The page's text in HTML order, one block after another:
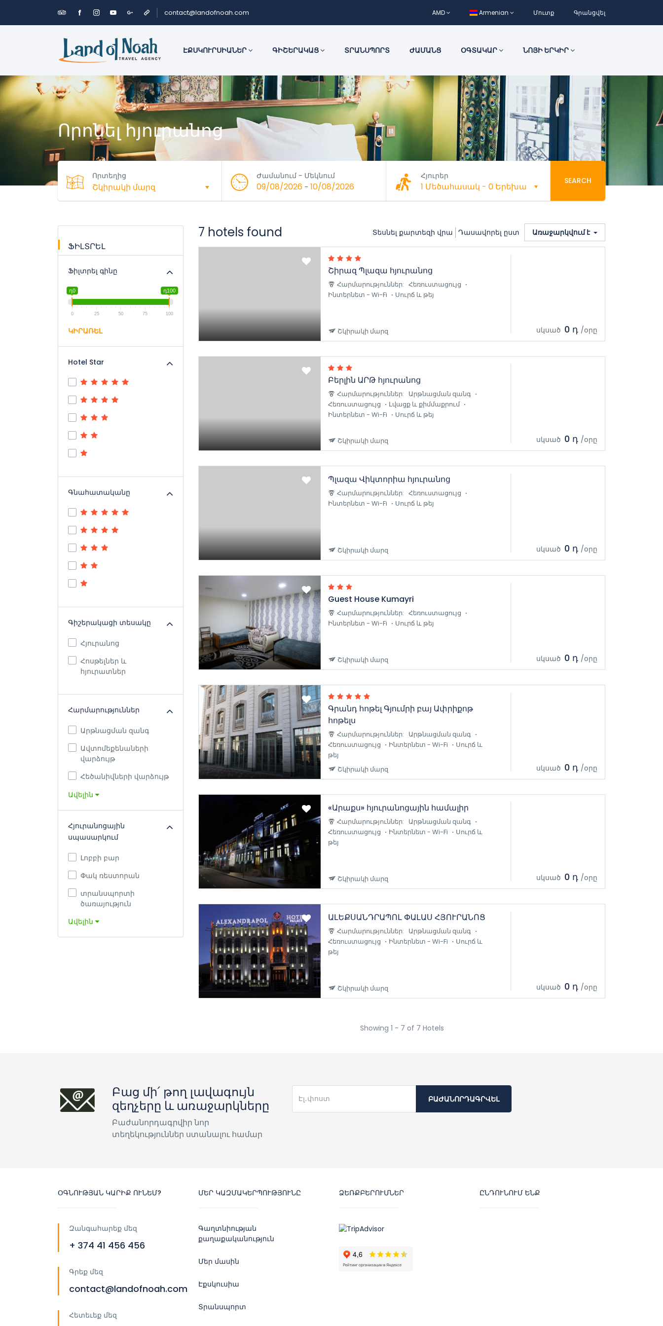
contact@landofnoah.com AMD Armenian Մուտք Գրանցվել
ԷՔՍԿՈՒՐՍԻԱՆԵՐ ԳԻՇԵՐԱԿԱՑ ՏՐԱՆՍՊՈՐՏ ԺԱՄԱՆՑ ՕԳՏԱԿԱՐ ՆՈՅԻ ԵՐԿԻՐ
Որոնել հյուրանոց
Որտեղից Ժամանում - Մեկնում
09/08/2026 - 10/08/2026
Հյուրեր
1 Մեծահասակ - 0 Երեխա
SEARCH
ՖԻԼՏՐԵԼ
Ֆիլտրել գինը
դ0 դ100
0 25 50 75 100
ԿԻՐԱՌԵԼ
Hotel Star
Գնահատականը
Գիշերակացի տեսակը
Հյուրանոց
Հոսթելներ և
հյուրատներ
Հարմարություններ
Արթնացման զանգ
Ավտոմեքենաների
վարձույթ
Հեծանիվների վարձույթ
Ավելին
Հյուրանոցային
սպասարկում
Լոբբի բար
Փակ ռեստորան
տրանսպորտի
ծառայություն
Ավելին
7 hotels found Տեսնել քարտեզի վրա Դասավորել ըստ Առաջարկվում է
Շիրազ Պլազա հյուրանոց
Հարմարություններ: Հեռուստացույց
Ինտերնետ - Wi-Fi
Սուրճ և թեյ
Շկիրակի մարզ սկսած 0 դ /օրը
Բերլին ԱՐԹ հյուրանոց
Հարմարություններ: Արթնացման զանգ
Հեռուստացույց
Լվացք և քիմմաքրում
Ինտերնետ - Wi-Fi
Սուրճ և թեյ
Շկիրակի մարզ սկսած 0 դ /օրը
Պլազա Վիկտորիա հյուրանոց
Հարմարություններ: Հեռուստացույց
Ինտերնետ - Wi-Fi
Սուրճ և թեյ
Շկիրակի մարզ սկսած 0 դ /օրը
Guest House Kumayri
Հարմարություններ: Հեռուստացույց
Ինտերնետ - Wi-Fi
Սուրճ և թեյ
Շկիրակի մարզ սկսած 0 դ /օրը
Գրանդ հոթել Գյումրի բայ Ափրիքոթ
հոթելս
Հարմարություններ: Արթնացման զանգ
Հեռուստացույց
Ինտերնետ - Wi-Fi
Սուրճ և
թեյ
Շկիրակի մարզ
սկսած 0 դ /օրը
«Արաքս» հյուրանոցային համալիր
Հարմարություններ: Արթնացման զանգ
Հեռուստացույց
Ինտերնետ - Wi-Fi
Սուրճ և
թեյ
Շկիրակի մարզ սկսած 0 դ /օրը
ԱԼԵՔՍԱՆԴՐԱՊՈԼ ՓԱԼԱՍ ՀՅՈՒՐԱՆՈՑ
Հարմարություններ: Արթնացման զանգ
Հեռուստացույց
Ինտերնետ - Wi-Fi
Սուրճ և
թեյ
Շկիրակի մարզ սկսած 0 դ /օրը
Showing 1 - 7 of 7 Hotels
Բաց մի՛ թող լավագույն
զեղչերը և առաջարկները
Բաժանորդագրվիր նոր
տեղեկություններ ստանալու համար
ԲԱԺԱՆՈՐԴԱԳՐՎԵԼ
ՕԳՆՈՒԹՅԱՆ ԿԱՐԻՔ ՈՒՆԵՄ?
Զանգահարեք մեզ
+ 374 41 456 456
Գրեք մեզ
contact@landofnoah.com
Հետեւեք մեզ
ՄԵՐ ԿԱԶՄԱԿԵՐՊՈՒԹՅՈՒՆԸ
Գաղտնիության
քաղաքականություն
Մեր մասին
Էքսկուսիա
Տրանսպորտ
ՁԵՌՔԲԵՐՈՒՄՆԵՐ ԸՆԴՈՒՆՈՒՄ ԵՆՔ